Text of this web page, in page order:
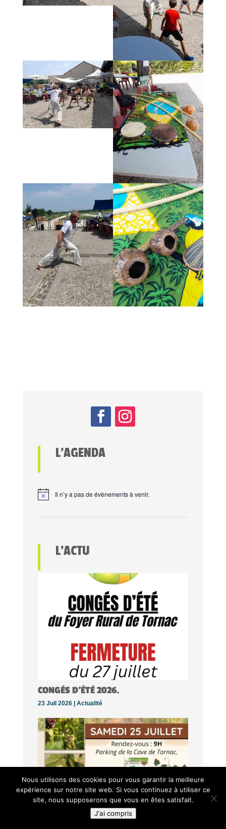
L’AGENDA
Il n’y a pas de évènements à venir.
L’ACTU
CONGÉS D’ÉTÉ 2026.
23 Juil 2026 | Actualité
Nous utilisons des cookies pour vous garantir la meilleure
expérience sur notre site web. Si vous continuez à utiliser ce
site, nous supposerons que vous en êtes satisfait.
J'ai compris